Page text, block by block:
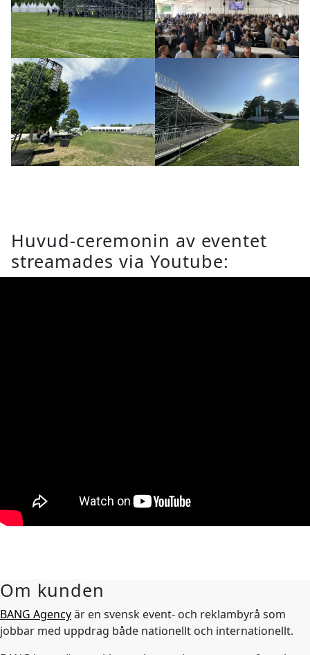
Huvud-ceremonin av eventet
streamades via Youtube:
Om kunden
BANG Agencyär en svensk event- och reklambyrå som
jobbar med uppdrag både nationellt och internationellt.